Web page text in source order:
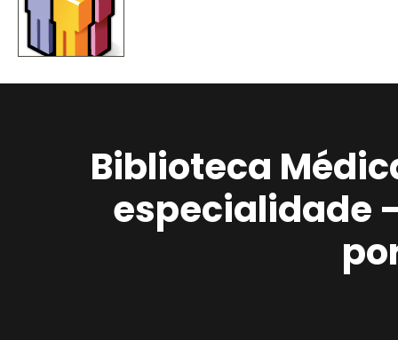
Biblioteca
especialidade